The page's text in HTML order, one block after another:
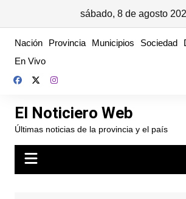
sábado, 8 de agosto
content
Nación Provincia Municipios Sociedad
En Vivo
El Noticiero Web
Últimas noticias de la provincia y el país